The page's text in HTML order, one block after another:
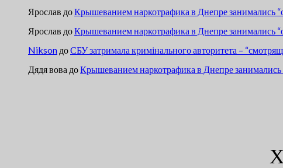
Ярослав доКрышеванием наркотрафика в Днепре занимались
Ярослав доКрышеванием наркотрафика в Днепре занимались
Nikson доСБУ затримала кримінального авторитета –
Дядя вова доКрышеванием наркотрафика в Днепре занимались